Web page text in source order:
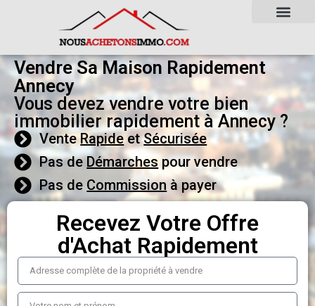
Vendre Sa Maison Rapidement
Annecy
Vous devez vendre votre bien
immobilier rapidement à Annecy ?
Vente Rapide etSécurisée
Pas deDémarches pour vendre
Pas de Commission à payer
Recevez Votre Offre
d'Achat Rapidement